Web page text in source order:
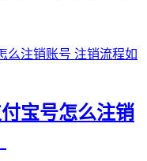
宝号怎么注销